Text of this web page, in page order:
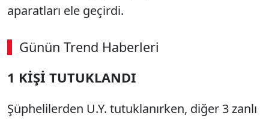
aparatları ele geçirdi.
Günün Trend Haberleri
00:02 / 09:15
1 KİŞİ TUTUKLANDI
Şüphelilerden U.Y. tutuklanırken, diğer 3 zanlı